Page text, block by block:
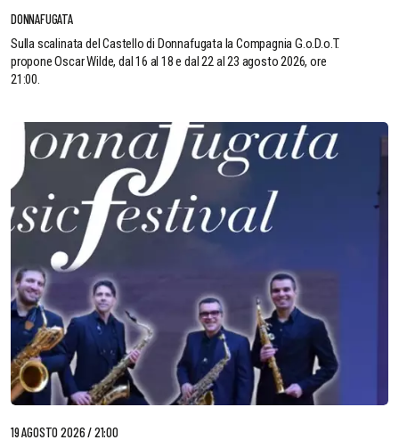
DONNAFUGATA
Sulla scalinata del Castello di Donnafugata la Compagnia G.o.D.o.T.
propone Oscar Wilde, dal 16 al 18 e dal 22 al 23 agosto 2026, ore
21:00.
19 AGOSTO 2026 / 21:00